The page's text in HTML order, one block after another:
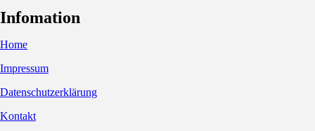
Infomation
Home
Impressum
Datenschutzerklärung
Kontakt